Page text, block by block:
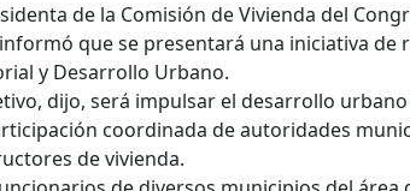
de la Comisión de Vivienda del
que se presentará una iniciativa de
y Desarrollo Urbano.
dijo, será impulsar el desarrollo
coordinada de autoridades
de vivienda.